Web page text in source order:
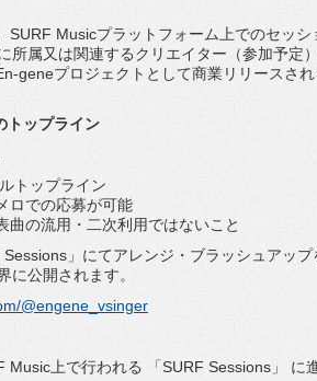
Musicプラットフォーム上でのセッシ
所属又は関連するクリエイター（参加予定
geneプロジェクトとして商業リリースさ
トップライン
トップライン
ロでの応募が可能
曲の流用・ 二次利用ではないこと
」にてアレンジ・ブラッシュアップ
に公開されます。
@engene_vsinger
上で行われる 「SURF Sessions」 に